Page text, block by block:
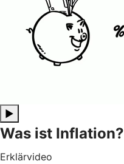
▶
Was ist Inflation?
Erklärvideo